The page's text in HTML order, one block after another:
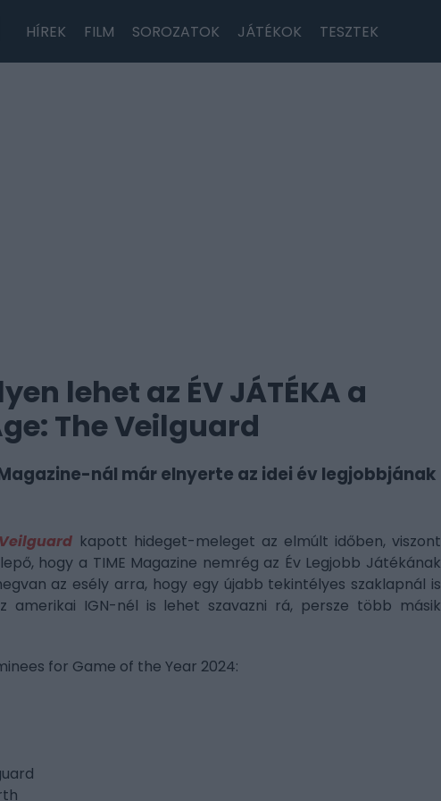
HÍREK FILM SOROZATOK JÁTÉKOK TESZTEK
lehet az ÉV JÁTÉKA a
The Veilguard
nál már elnyerte az idei év legjobbjának
kapott hideget-meleget az elmúlt időben, viszont
hogy a TIME Magazine nemrég az Év Legjobb Játékának
az esély arra, hogy egy újabb tekintélyes szaklapnál is
amerikai IGN-nél is lehet szavazni rá, persze több másik
for Game of the Year 2024: